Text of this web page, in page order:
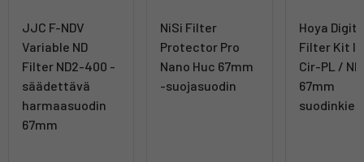
JJC F-NDV
Variable ND
Filter ND2-400 -
säädettävä
harmaasuodin
67mm
NiSi Filter
Protector Pro
Nano Huc 67mm
-suojasuodin
Hoya
Filter Kit II
Cir-PL /
67mm